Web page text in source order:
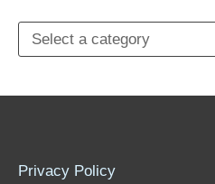
:
Privacy Policy